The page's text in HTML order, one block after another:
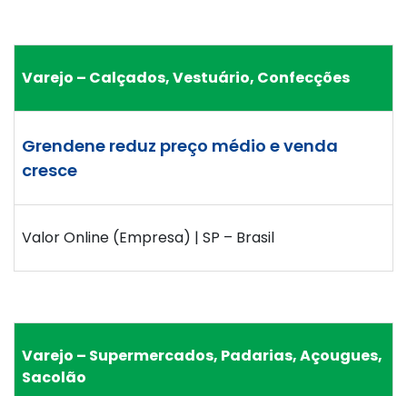
Varejo – Calçados, Vestuário, Confecções
Grendene reduz preço médio e venda
cresce
Valor Online (Empresa) | SP – Brasil
Varejo – Supermercados, Padarias, Açougues,
Sacolão